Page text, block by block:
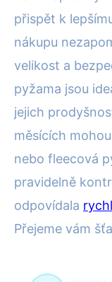
přispět k
nákupu
velikost a
pyžama jsou
jejich
měsících
nebo fleecová
pravidelně
odpovídala
Přejeme vám